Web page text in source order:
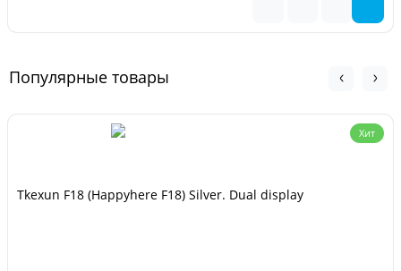
Популярные товары
Хит
Tkexun F18 (Happyhere F18) Silver. Dual display